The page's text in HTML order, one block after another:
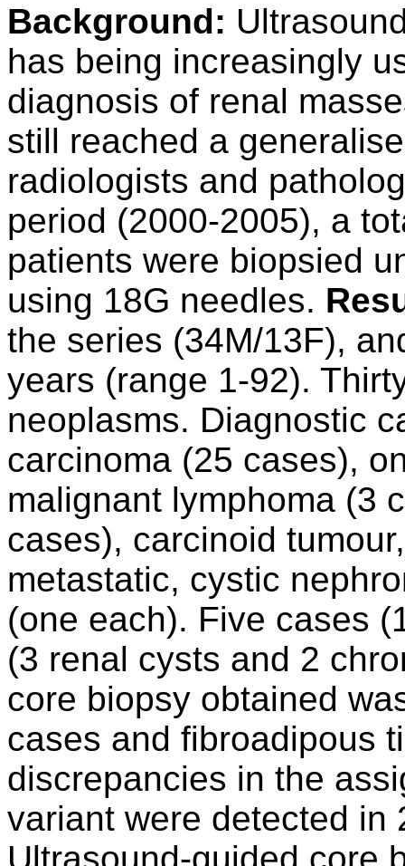
Background:
has being increasingly
diagnosis of renal
still reached a
radiologists and
period (2000-2005), a
patients were biopsied
using 18G needles.
the series (34M/13F),
years (range 1-92).
neoplasms. Diagnostic
carcinoma (25 cases),
malignant lymphoma (3
cases), carcinoid
metastatic, cystic
(one each). Five cases
(3 renal cysts and 2
core biopsy obtained
cases and fibroadipous
discrepancies in the
variant were detected
Ultrasound-guided core